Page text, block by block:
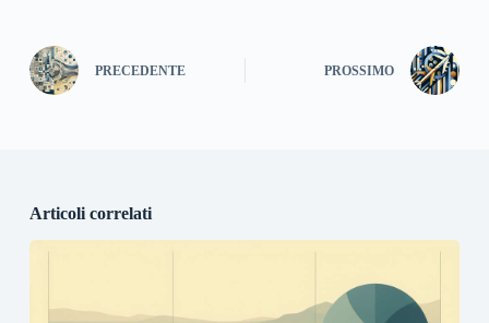
PRECEDENTE PROSSIMO
Articoli correlati